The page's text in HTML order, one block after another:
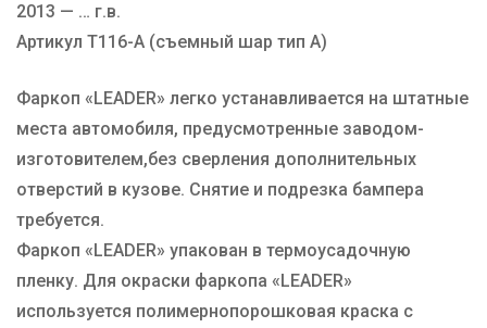
2013 — … г.в.
Артикул T116-A (съемный шар тип A)
Фаркоп «LEADER» легко устанавливается на штатные
места автомобиля, предусмотренные заводом-
изготовителем,без сверления дополнительных
отверстий в кузове. Снятие и подрезка бампера
требуется.
Фаркоп «LEADER» упакован в термоусадочную
пленку. Для окраски фаркопа «LEADER»
используется полимернопорошковая краска с
Тип Шара